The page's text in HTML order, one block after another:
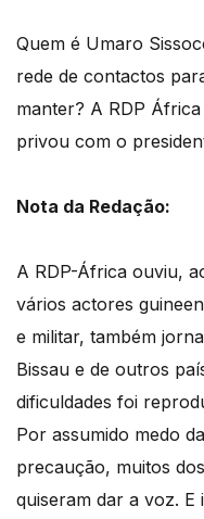
Quem é Umaro
rede de contactos
manter? A RDP
privou com o
Nota da Redação:
A RDP-África ouviu,
vários actores
e militar, também
Bissau e de outros
dificuldades foi
Por assumido medo
precaução, muitos
quiseram dar a voz. E